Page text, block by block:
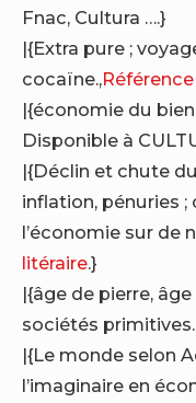
Fnac, Cultura ….}
|{Extra pure ;
cocaïne.,
|{économie du
Disponible à
|{Déclin et chute
inflation, pénuries
l’économie sur de
litéraire.}
|{âge de pierre,
sociétés
|{Le monde selon
l’imaginaire en